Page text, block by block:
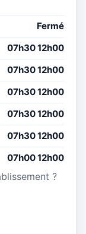
Fermé
07h30 12h00
07h30 12h00
07h30 12h00
07h30 12h00
07h30 12h00
07h00 12h00
?